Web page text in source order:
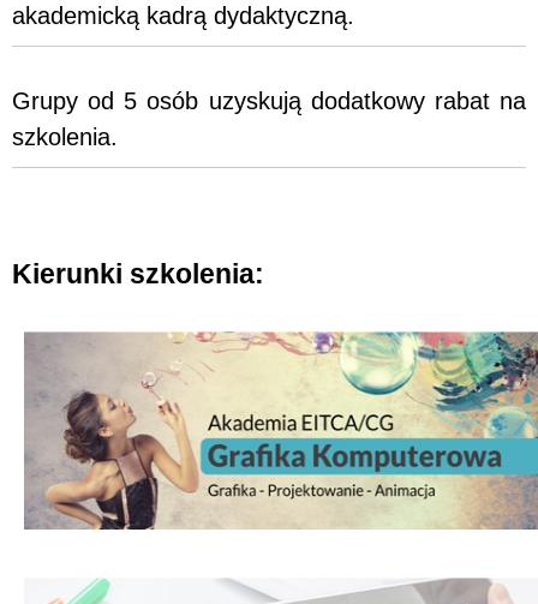
akademicką kadrą dydaktyczną.
Grupy od 5 osób uzyskują dodatkowy rabat na
szkolenia.
Kierunki szkolenia: